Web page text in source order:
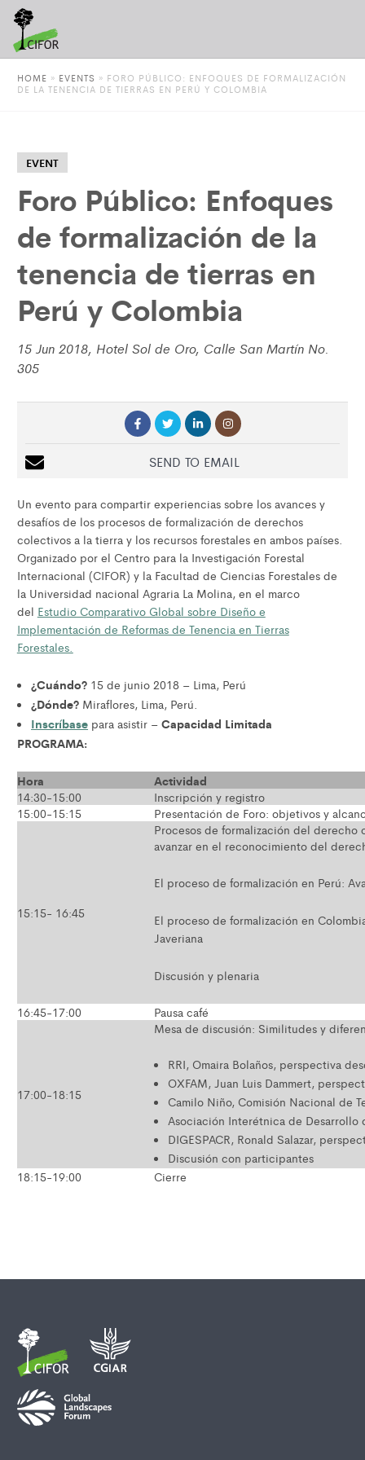
HOME » EVENTS » FORO PÚBLICO: ENFOQUES DE FORMALIZACIÓN
DE LA TENENCIA DE TIERRAS EN PERÚ Y COLOMBIA
EVENT
Foro Público: Enfoques
de formalización de la
tenencia de tierras en
Perú y Colombia
15 Jun 2018, Hotel Sol de Oro, Calle San Martín No.
305
SEND TO EMAIL
Un evento para compartir experiencias sobre los avances y
desafíos de los procesos de formalización de derechos
colectivos a la tierra y los recursos forestales en ambos países.
Organizado por el Centro para la Investigación Forestal
Internacional (CIFOR) y la Facultad de Ciencias Forestales de
la Universidad nacional Agraria La Molina, en el marco
del Estudio Comparativo Global sobre Diseño e
Implementación de Reformas de Tenencia en Tierras
Forestales.
¿Cuándo? 15 de junio 2018 – Lima, Perú
¿Dónde? Miraflores, Lima, Perú.
Inscríbase para asistir –Capacidad Limitada
PROGRAMA:
Hora Actividad
14:30-15:00
Inscripción y registro
15:00-15:15
Presentación de Foro: objetivos y
15:15- 16:45
Procesos de formalización del
avanzar en el reconocimiento del
El proceso de formalización en Perú:
El proceso de formalización en
Javeriana
Discusión y plenaria
16:45-17:00 Pausa café
17:00-18:15
Mesa de discusión: Similitudes y
RRI, Omaira Bolaños, perspectiva
OXFAM, Juan Luis Dammert,
Camilo Niño, Comisión Nacional de
Asociación Interétnica de Desarrollo
DIGESPACR, Ronald Salazar,
Discusión con participantes
18:15-19:00
Cierre